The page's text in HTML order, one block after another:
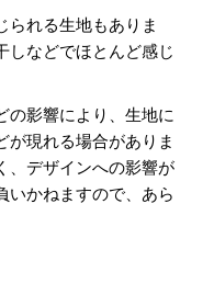
られる生地もありま
しなどでほとんど感じ
の影響により、生地に
が現れる場合がありま
、デザインへの影響が
いかねますので、あら